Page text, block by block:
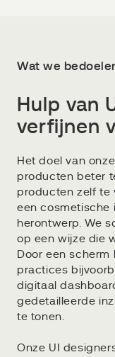
Wat we
Hulp van
verfijnen
Het doel van
producten beter
producten zelf te
een cosmetische
herontwerp. We
op een wijze die
Door een
practices
digitaal
gedetailleerde
te tonen.
Onze UI